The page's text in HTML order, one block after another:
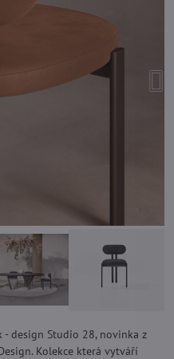
- design Studio 28, novinka z
Kolekce která vytváří